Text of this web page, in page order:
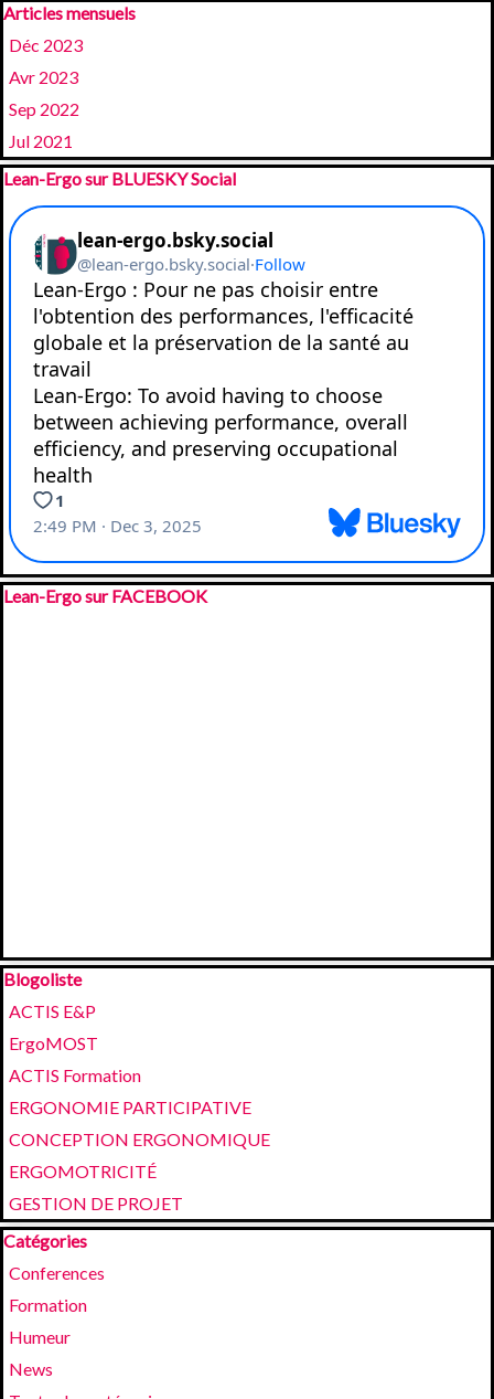
Sauter le bloc Articles mensuels
Articles mensuels
Déc 2023
Avr 2023
Sep 2022
Jul 2021
Sauter le bloc Lean-Ergo sur BLUESKY Social
Lean-Ergo sur BLUESKY Social
Sauter le bloc Lean-Ergo sur FACEBOOK
Lean-Ergo sur FACEBOOK
Sauter le bloc Blogoliste
Blogoliste
ACTIS E&P
ErgoMOST
ACTIS Formation
ERGONOMIE PARTICIPATIVE
CONCEPTION ERGONOMIQUE
ERGOMOTRICITÉ
GESTION DE PROJET
Sauter le bloc Catégories
Catégories
Conferences
Formation
Humeur
News